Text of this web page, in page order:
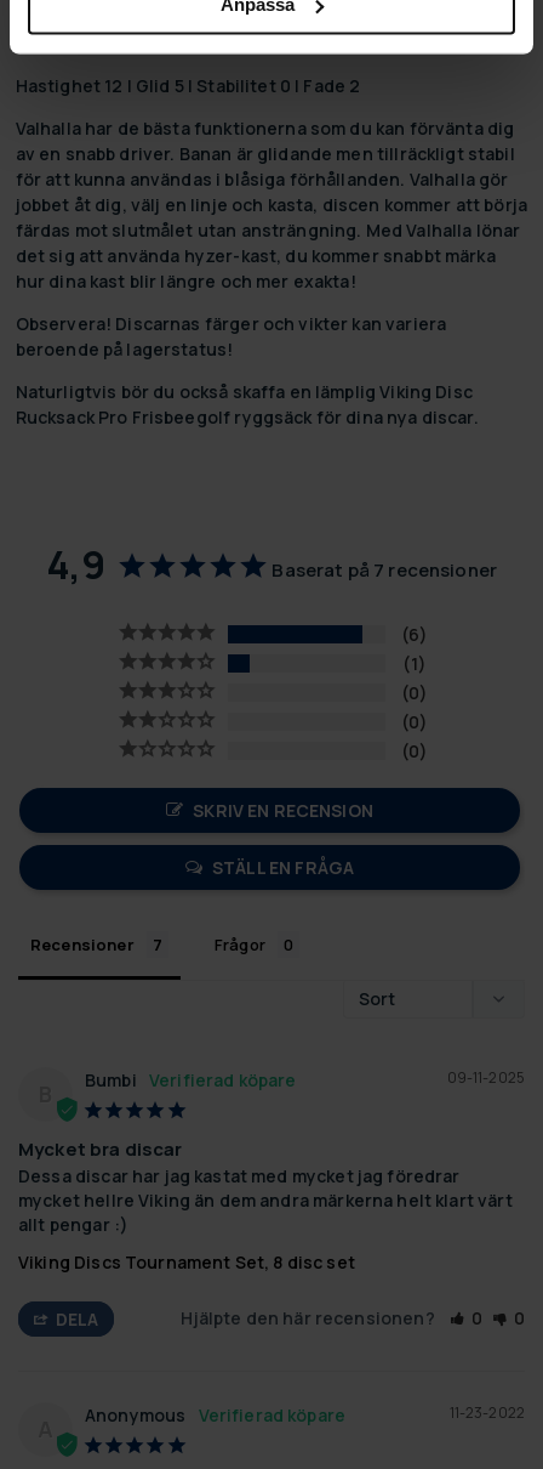
Viking Discs ARMOR VALHALLA
Typ: Driver (stable distance driver)
Hastighet 12 | Glid 5 | Stabilitet 0 | Fade 2
Valhalla har de bästa funktionerna som du kan förvänta dig
av en snabb driver. Banan är glidande men tillräckligt stabil
för att kunna användas i blåsiga förhållanden. Valhalla gör
jobbet åt dig, välj en linje och kasta, discen kommer att börja
färdas mot slutmålet utan ansträngning. Med Valhalla lönar
det sig att använda hyzer-kast, du kommer snabbt märka
hur dina kast blir längre och mer exakta!
Observera! Discarnas färger och vikter kan variera
beroende på lagerstatus!
Naturligtvis bör du också skaffa en lämplig Viking Disc
Rucksack Pro Frisbeegolf ryggsäck för dina nya discar.
4,9 Baserat på 7 recensioner
6
1
0
0
0
SKRIV EN RECENSION
STÄLL EN FRÅGA
Recensioner Frågor
09-11-2025
Bumbi
Mycket bra discar
Dessa discar har jag kastat med mycket jag föredrar
mycket hellre Viking än dem andra märkerna helt klart värt
allt pengar :)
Viking Discs Tournament Set, 8 disc set
DELA Hjälpte den här recensionen? 0 0
11-23-2022
Anonymous